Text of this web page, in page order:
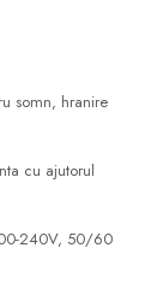
somn, hranire
cu ajutorul
240V, 50/60